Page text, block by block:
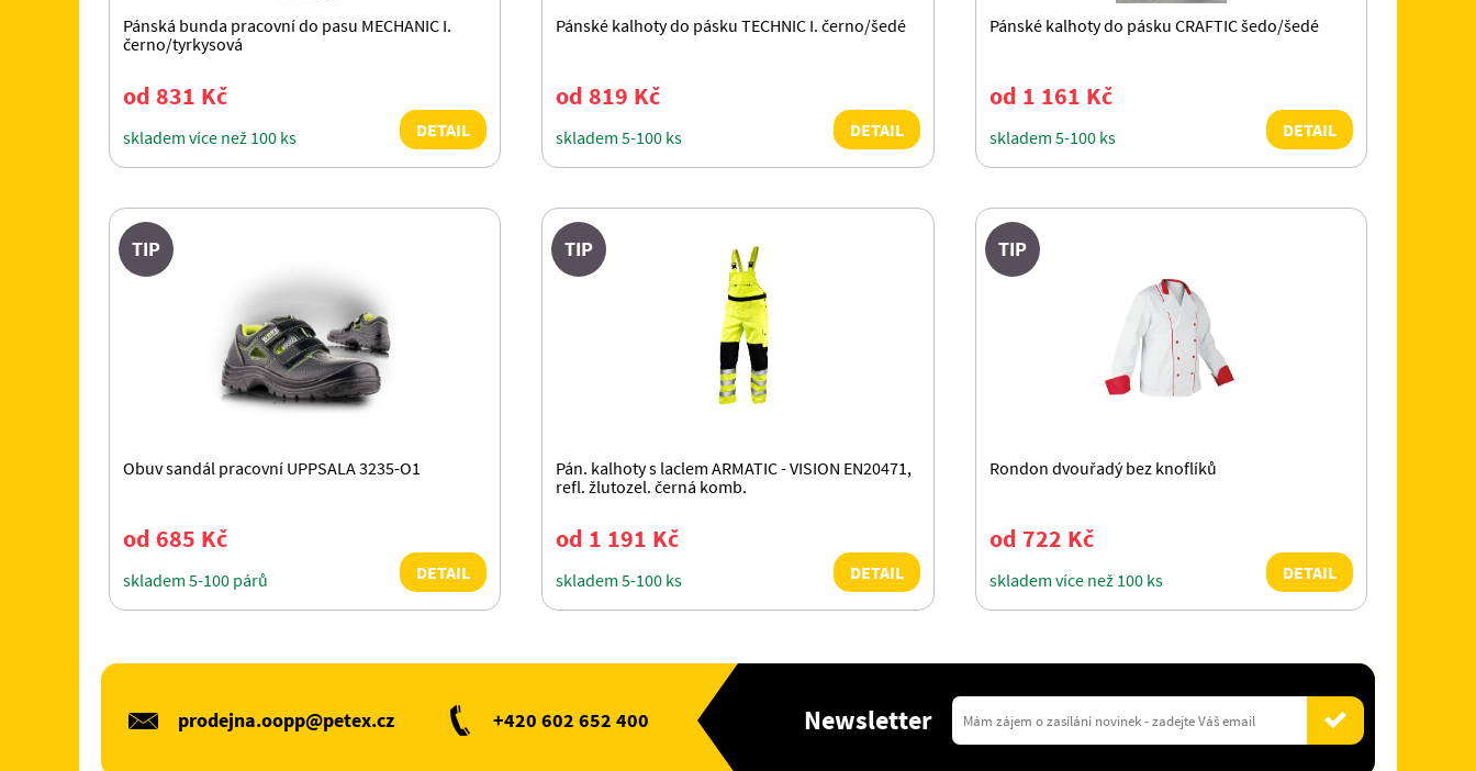
Pánská bunda pracovní do pasu MECHANIC I.
černo/tyrkysová
od 831 Kč
skladem více než 100 ks DETAIL
Pánské kalhoty do pásku TECHNIC I. černo/šedé
od 819 Kč
skladem 5-100 ks DETAIL
Pánské kalhoty do pásku CRAFTIC šedo/šedé
od 1 161 Kč
skladem 5-100 ks DETAIL
TIP
Obuv sandál pracovní UPPSALA 3235-O1
od 685 Kč
skladem 5-100 párů DETAIL
TIP
Pán. kalhoty s laclem ARMATIC - VISION EN20471,
refl. žlutozel. černá komb.
od 1 191 Kč
skladem 5-100 ks DETAIL
TIP
Rondon dvouřadý bez knoflíků
od 722 Kč
skladem více než 100 ks DETAIL
prodejna.oopp@petex.cz +420 602 652 400 Newsletter